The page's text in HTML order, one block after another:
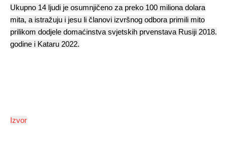
Ukupno 14 ljudi je osumnjičeno za preko 100 miliona dolara
mita, a istražuju i jesu li članovi izvršnog odbora primili mito
prilikom dodjele domaćinstva svjetskih prvenstava Rusiji 2018.
godine i Kataru 2022.
Izvor